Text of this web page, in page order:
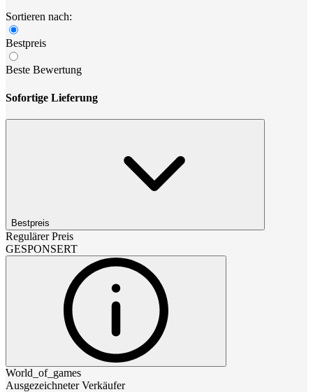
Sortieren nach:
Bestpreis
Beste Bewertung
Sofortige Lieferung
Bestpreis
Regulärer Preis
GESPONSERT
World_of_games
Ausgezeichneter Verkäufer